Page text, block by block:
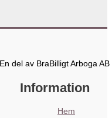
En del av BraBilligt Arboga AB
Information
Hem